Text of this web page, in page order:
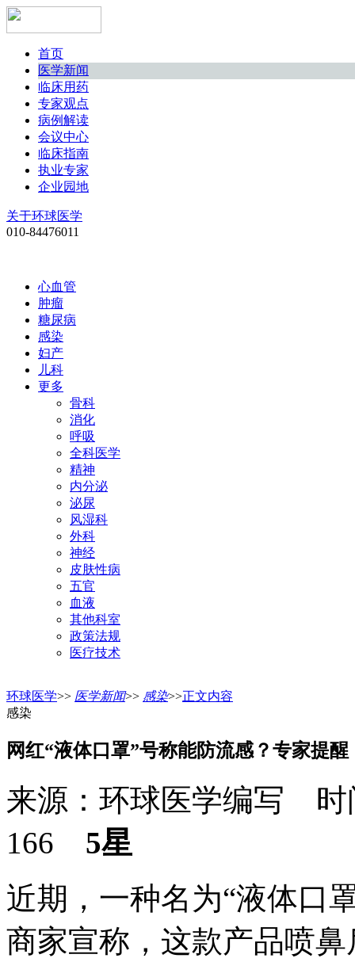
首页
医学新闻
临床用药
专家观点
病例解读
会议中心
临床指南
执业专家
企业园地
关于环球医学
010-84476011
心血管
肿瘤
糖尿病
感染
妇产
儿科
更多
骨科
消化
呼吸
全科医学
精神
内分泌
泌尿
风湿科
外科
神经
皮肤性病
五官
血液
其他科室
政策法规
医疗技术
环球医学>> 医学新闻>> 感染>>正文内容
感染
网红“液体口罩”号称能防流感？专家提醒
来源：环球医学编写 时
166 5星
近期，一种名为“液体口
商家宣称，这款产品喷